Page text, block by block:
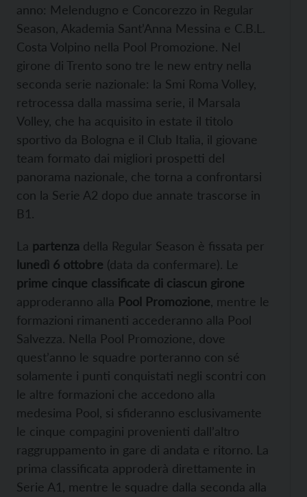
anno: Melendugno e Concorezzo in Regular
Season, Akademia Sant’Anna Messina e C.B.L.
Costa Volpino nella Pool Promozione. Nel
girone di Trento sono tre le new entry nella
seconda serie nazionale: la Smi Roma Volley,
retrocessa dalla massima serie, il Marsala
Volley, che ha acquisito in estate il titolo
sportivo da Bologna e il Club Italia, il giovane
team formato dai migliori prospetti del
panorama nazionale, che torna a confrontarsi
con la Serie A2 dopo due annate trascorse in
B1.
La partenza della Regular Season è fissata per
lunedì 6 ottobre (data da confermare). Le
prime cinque classificate di ciascun girone
approderanno alla Pool Promozione , mentre le
formazioni rimanenti accederanno alla Pool
Salvezza. Nella Pool Promozione, dove
quest’anno le squadre porteranno con sé
solamente i punti conquistati negli scontri con
le altre formazioni che accedono alla
medesima Pool, si sfideranno esclusivamente
le cinque compagini provenienti dall’altro
raggruppamento in gare di andata e ritorno. La
prima classificata approderà direttamente in
Serie A1, mentre le squadre dalla seconda alla